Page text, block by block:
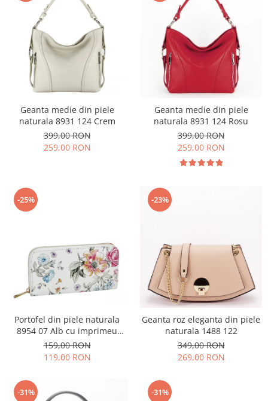
Geanta medie din piele
naturala 8931 124 Crem
399,00 RON
259,00 RON
Geanta medie din piele
naturala 8931 124 Rosu
399,00 RON
259,00 RON
-25%
Portofel din piele naturala
8954 07 Alb cu imprimeu
floral
159,00 RON
119,00 RON
-23%
Geanta roz eleganta din piele
naturala 1488 122
349,00 RON
269,00 RON
-31% -31%